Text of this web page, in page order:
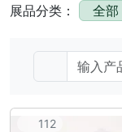
展品分类： 全部
112